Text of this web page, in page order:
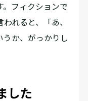
フィクションで
れると、「あ、
うか、がっかりし
した